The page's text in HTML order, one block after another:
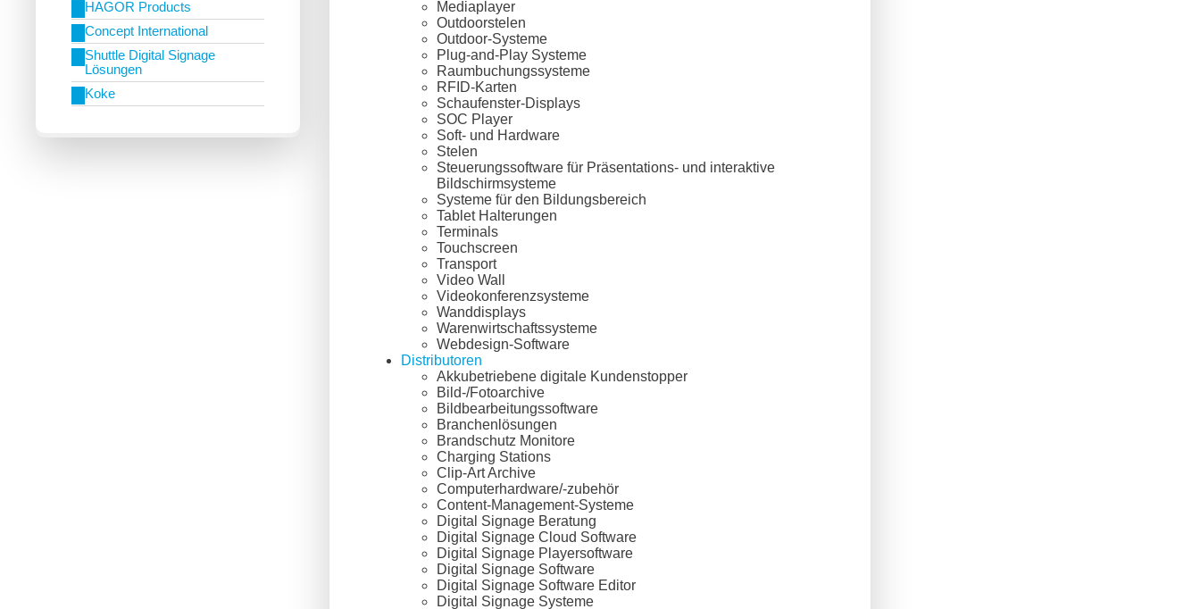
HAGOR Products
Concept International
Shuttle Digital Signage
Lösungen
Koke
Mediaplayer
Outdoorstelen
Outdoor-Systeme
Plug-and-Play Systeme
Raumbuchungssysteme
RFID-Karten
Schaufenster-Displays
SOC Player
Soft- und Hardware
Stelen
Steuerungssoftware für Präsentations- und interaktive
Bildschirmsysteme
Systeme für den Bildungsbereich
Tablet Halterungen
Terminals
Touchscreen
Transport
Video Wall
Videokonferenzsysteme
Wanddisplays
Warenwirtschaftssysteme
Webdesign-Software
Distributoren
Akkubetriebene digitale Kundenstopper
Bild-/Fotoarchive
Bildbearbeitungssoftware
Branchenlösungen
Brandschutz Monitore
Charging Stations
Clip-Art Archive
Computerhardware/-zubehör
Content-Management-Systeme
Digital Signage Beratung
Digital Signage Cloud Software
Digital Signage Playersoftware
Digital Signage Software
Digital Signage Software Editor
Digital Signage Systeme